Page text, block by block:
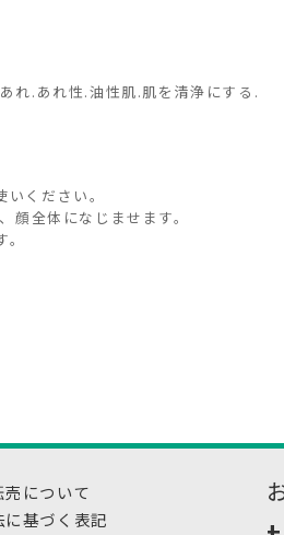
れ.あれ性.油性肌.肌を清浄にする.
ください。
顔全体になじませます。
について
基づく表記